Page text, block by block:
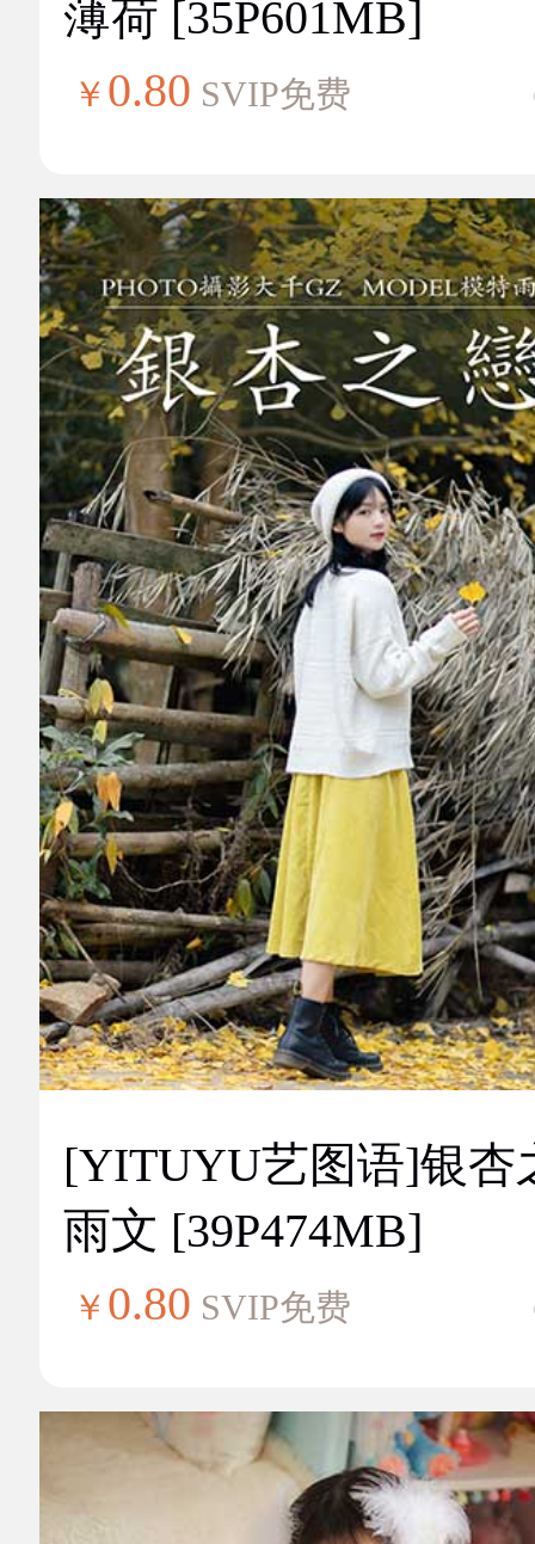
薄荷 [35P601MB]
￥ 0.80 SVIP免费
[YITUYU艺图语]银杏
雨文 [39P474MB]
￥ 0.80 SVIP免费